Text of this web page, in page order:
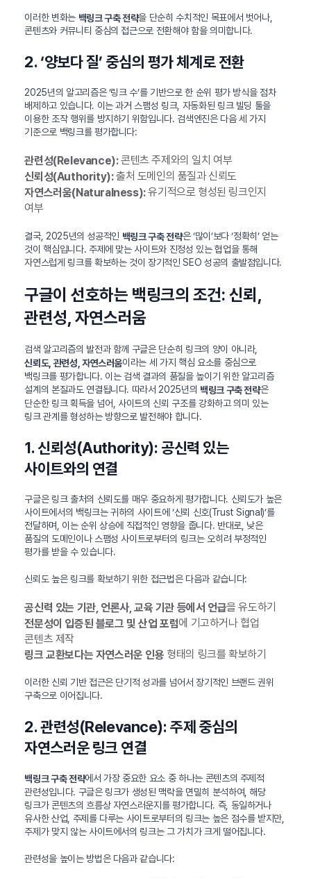
이러한 변화는 백링크 구축 전략을 단순히 수치적인 목표에서 벗어나,
콘텐츠와 커뮤니티 중심의 접근으로 전환해야 함을 의미합니다.
2. ‘양보다 질’ 중심의 평가 체계로 전환
2025년의 알고리즘은 ‘링크 수’를 기반으로 한 순위 평가 방식을 점차
배제하고 있습니다. 이는 과거 스팸성 링크, 자동화된 링크 빌딩 툴을
이용한 조작 행위를 방지하기 위함입니다. 검색엔진은 다음 세 가지
기준으로 백링크를 평가합니다:
관련성(Relevance):콘텐츠 주제와의 일치 여부
신뢰성(Authority):출처 도메인의 품질과 신뢰도
자연스러움(Naturalness):유기적으로 형성된 링크인지
여부
결국, 2025년의 성공적인 백링크 구축 전략은 ‘많이’보다 ‘정확히’ 얻는
것이 핵심입니다. 주제에 맞는 사이트와 진정성 있는 협업을 통해
자연스럽게 링크를 확보하는 것이 장기적인 SEO 성공의 출발점입니다.
구글이 선호하는 백링크의 조건: 신뢰,
관련성, 자연스러움
검색 알고리즘의 발전과 함께 구글은 단순히 링크의 양이 아니라,
신뢰도, 관련성, 자연스러움이라는 세 가지 핵심 요소를 중심으로
백링크를 평가합니다. 이는 검색 결과의 품질을 높이기 위한 알고리즘
설계의 본질과도 연결됩니다. 따라서 2025년의 백링크 구축 전략은
단순한 링크 획득을 넘어, 사이트의 신뢰 구조를 강화하고 의미 있는
링크 관계를 형성하는 방향으로 발전해야 합니다.
1. 신뢰성(Authority): 공신력 있는
사이트와의 연결
구글은 링크 출처의 신뢰도를 매우 중요하게 평가합니다. 신뢰도가 높은
사이트에서의 백링크는 귀하의 사이트에 ‘신뢰 신호(Trust Signal)’를
전달하며, 이는 순위 상승에 직접적인 영향을 줍니다. 반대로, 낮은
품질의 도메인이나 스팸성 사이트로부터의 링크는 오히려 부정적인
평가를 받을 수 있습니다.
신뢰도 높은 링크를 확보하기 위한 접근법은 다음과 같습니다:
공신력 있는 기관, 언론사, 교육 기관 등에서 언급을 유도하기
전문성이 입증된 블로그 및 산업 포럼에 기고하거나 협업
콘텐츠 제작
링크 교환보다는 자연스러운 인용 형태의 링크를 확보하기
이러한 신뢰 기반 접근은 단기적 성과를 넘어서 장기적인 브랜드 권위
구축으로 이어집니다.
2. 관련성(Relevance): 주제 중심의
자연스러운 링크 연결
백링크 구축 전략에서 가장 중요한 요소 중 하나는 콘텐츠의 주제적
관련성입니다. 구글은 링크가 생성된 맥락을 면밀히 분석하여, 해당
링크가 콘텐츠의 흐름상 자연스러운지를 평가합니다. 즉, 동일하거나
유사한 산업, 주제를 다루는 사이트로부터의 링크는 높은 점수를 받지만,
주제가 맞지 않는 사이트에서의 링크는 그 가치가 크게 떨어집니다.
관련성을 높이는 방법은 다음과 같습니다: